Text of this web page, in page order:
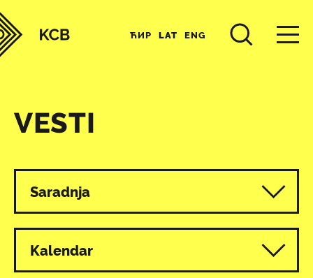
ЋИР LAT ENG
VESTI
Svi programi
Saradnja
Kalendar